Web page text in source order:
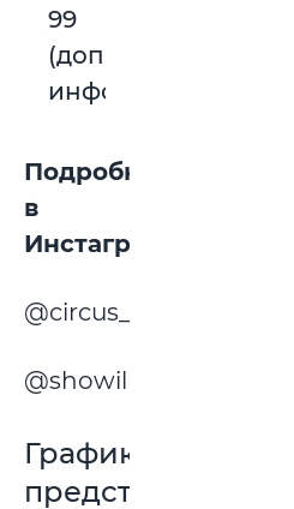
99
(доп.
инфо)
Подробнее
в
Инстаграм:
@circus_sirius
@showillusion
График
представлений: